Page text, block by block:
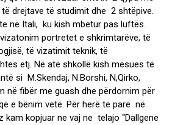
drejtave të studimit dhe 2 shtëpive.
në Itali, ku kish mbetur pas luftës.
portretet e shkrimtarëve, të
të vizatimit teknik, të
etj. Në atë shkollë kish mësues të
si M.Skendaj, N.Borshi, N,Qirko,
në fibër me guash dhe përdornim për
e bënim vetë. Për herë të parë në
kopjuar ne vaj ne telajo “Dallgene